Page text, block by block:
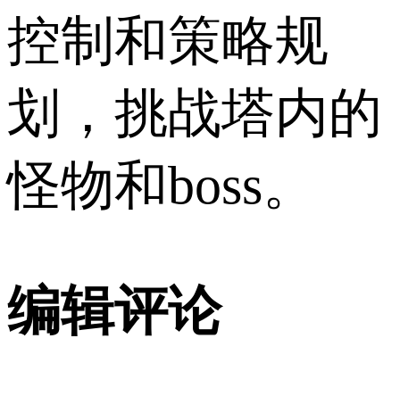
控制和策略规
划，挑战塔内的
怪物和boss。
编辑评论